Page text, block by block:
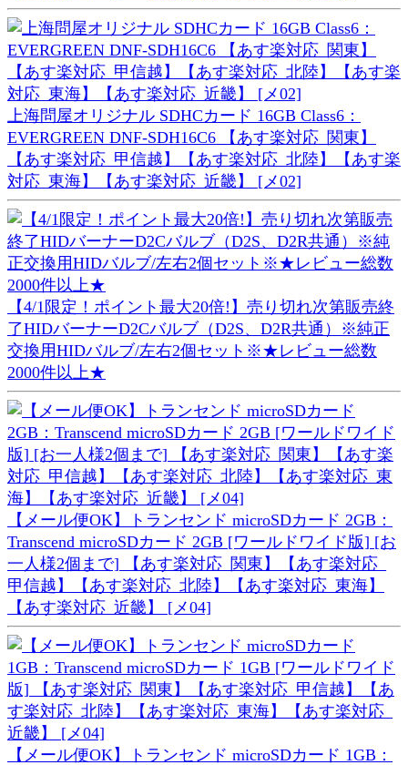
上海問屋オリジナル SDHCカード 16GB Class6：
EVERGREEN DNF-SDH16C6 【あす楽対応_関東】
【あす楽対応_甲信越】【あす楽対応_北陸】【あす楽
対応_東海】【あす楽対応_近畿】 [メ02]
【4/1限定！ポイント最大20倍!】売り切れ次第販売終
了HIDバーナーD2Cバルブ（D2S、D2R共通）※純正
交換用HIDバルブ/左右2個セット※★レビュー総数
2000件以上★
【メール便OK】トランセンド microSDカード 2GB：
Transcend microSDカード 2GB [ワールドワイド版] [お
一人様2個まで] 【あす楽対応_関東】【あす楽対応_
甲信越】【あす楽対応_北陸】【あす楽対応_東海】
【あす楽対応_近畿】 [メ04]
【メール便OK】トランセンド microSDカード 1GB：